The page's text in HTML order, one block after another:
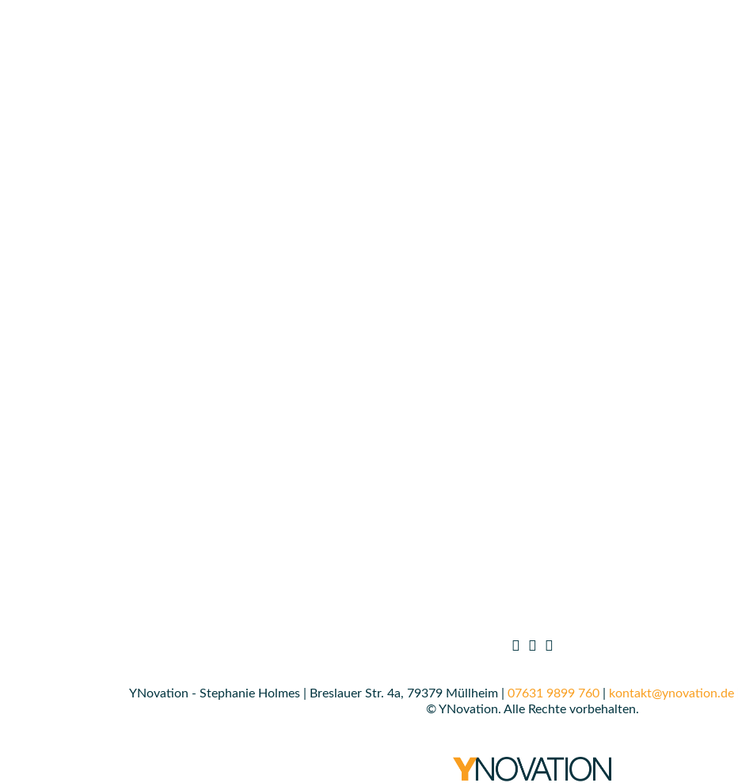
YNovation - Stephanie Holmes | Breslauer Str. 4a, 79379 Müllheim | 07631 9899 760| kontakt@ynovation.de|
© YNovation. Alle Rechte vorbehalten.